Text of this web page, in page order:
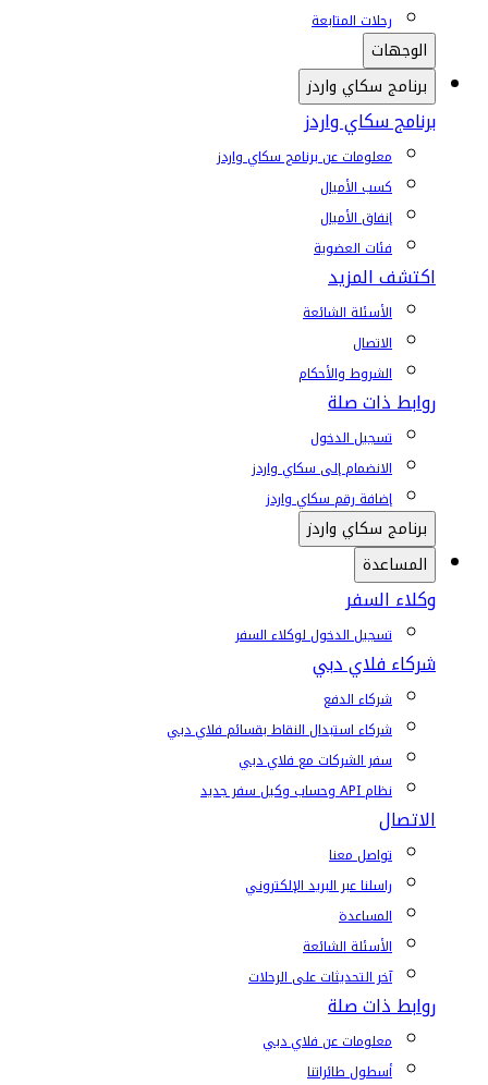
رحلات المتابعة
الوجهات
برنامج سكاي واردز
برنامج سكاي واردز
معلومات عن برنامج سكاي واردز
كسب الأميال
إنفاق الأميال
فئات العضوية
اكتشف المزيد
الأسئلة الشائعة
الاتصال
الشروط والأحكام
روابط ذات صلة
تسجيل الدخول
الانضمام إلى سكاي واردز
إضافة رقم سكاي واردز
برنامج سكاي واردز
المساعدة
وكلاء السفر
تسجيل الدخول لوكلاء السفر
شركاء فلاي دبي
شركاء الدفع
شركاء استبدال النقاط بقسائم فلاي دبي
سفر الشركات مع فلاي دبي
نظام API وحساب وكيل سفر جديد
الاتصال
تواصل معنا
راسلنا عبر البريد الإلكتروني
المساعدة
الأسئلة الشائعة
آخر التحديثات على الرحلات
روابط ذات صلة
معلومات عن فلاي دبي
أسطول طائراتنا